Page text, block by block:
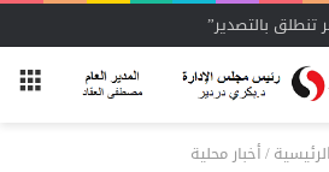
بالتصدير”
الرئيسية/أخبار محلية